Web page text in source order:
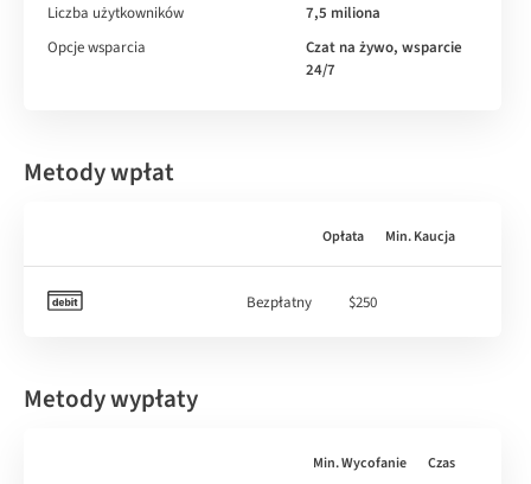
Liczba użytkowników
7,5 miliona
Opcje wsparcia
Czat na żywo, wsparcie
24/7
Metody wpłat
Opłata Min. Kaucja
Bezpłatny $250
Metody wypłaty
Min. Wycofanie Czas